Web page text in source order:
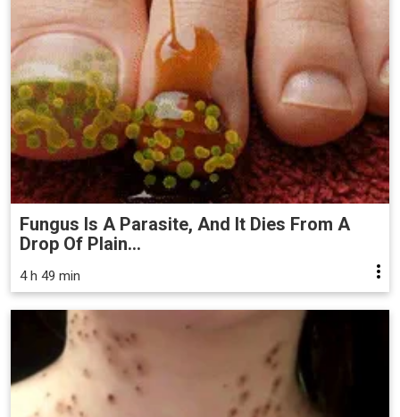
Fungus Is A Parasite, And It Dies From A
Drop Of Plain...
4 h 49 min